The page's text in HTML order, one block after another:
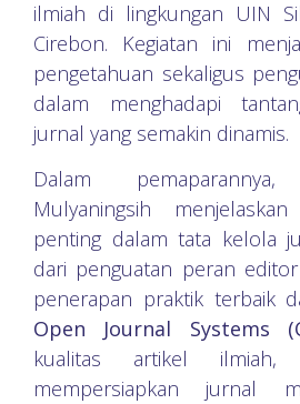
ilmiah di lingkungan UIN
Cirebon. Kegiatan ini
pengetahuan sekaligus
dalam menghadapi
jurnal yang semakin dinamis.
Dalam
Mulyaningsih
penting dalam tata kelola
dari penguatan peran
penerapan praktik terbaik
Open Journal Systems
kualitas artikel ilmiah,
mempersiapkan jurnal